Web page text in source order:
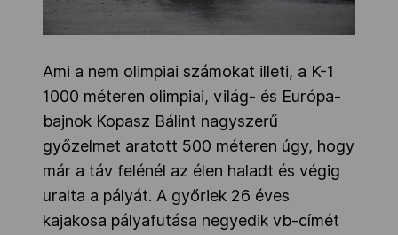
Ami a nem olimpiai számokat illeti, a K-1
1000 méteren olimpiai, világ- és Európa-
bajnok Kopasz Bálint nagyszerű
győzelmet aratott 500 méteren úgy, hogy
már a táv felénél az élen haladt és végig
uralta a pályát. A győriek 26 éves
kajakosa pályafutása negyedik vb-címét